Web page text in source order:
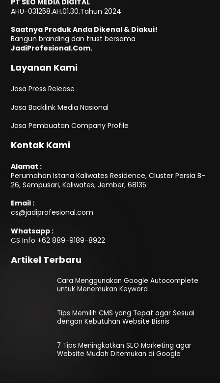
AHU-031258.AH.01.30.Tahun 2024
Saatnya Produk Anda Dikenal & Diakui!
Bangun branding dan trust bersama
JadiProfesional.Com.
Layanan Kami
Jasa Press Release
Jasa Backlink Media Nasional
Jasa Pembuatan Company Profile
Kontak Kami
Alamat :
Perumahan Istana Kaliwates Residence, Cluster Persia B-
26, Sempusari, Kaliwates, Jember, 68135
Email :
cs@jadiprofesional.com
Whatsapp :
CS Info +62 889-9189-8922
Artikel Terbaru
Cara Menggunakan Google Autocomplete
untuk Menemukan Keyword
Tips Memilih CMS yang Tepat agar Sesuai
dengan Kebutuhan Website Bisnis
7 Tips Meningkatkan SEO Marketing agar
Website Mudah Ditemukan di Google